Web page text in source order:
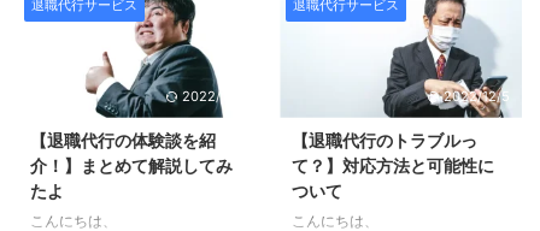
額返金保証が欲しい 転職もサポ
に代理になって ...
ーガルジャパン。 一体どのよう
な退職代行サービスなのか気にな
っている方も多いのではないかと
思います。 この記事では退職代
行リーガルジャパンの特徴やメリ
ット・デメリット、実際に利用し
ている一般ユーザーによる口コ
ミ・評判をまとめてご紹介してい
ます。 まず先に結論となります
内容が大きく異なることをご存知
でしょうか？ この記事では退職
代行の業者の違いやおすすめのサ
ービスについて解説しています。
まず先に結論となりますが、退職
代行を運営する業者は3つ、基本
的に以下の基準で利用すれば問題
ありません。 この記事を読むこ
とでどの退職代行業者を使えば良
退職代行サービス
2022/12/5
【退職代行の体験談を紹
介！】まとめて解説してみ
たよ
こんにちは、
退職代行サービス
2022/12/5
【退職代行のトラブルっ
て？】対応方法と可能性に
ついて
こんにちは、